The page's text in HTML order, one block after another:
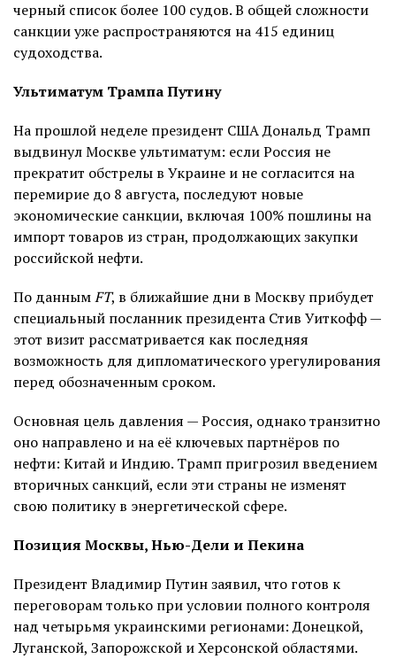
черный список более 100 судов. В общей сложности
санкции уже распространяются на 415 единиц
судоходства.
Ультиматум Трампа Путину
На прошлой неделе президент США Дональд Трамп
выдвинул Москве ультиматум: если Россия не
прекратит обстрелы в Украине и не согласится на
перемирие до 8 августа, последуют новые
экономические санкции, включая 100% пошлины на
импорт товаров из стран, продолжающих закупки
российской нефти.
По даннымFT, в ближайшие дни в Москву прибудет
специальный посланник президента Стив Уиткофф —
этот визит рассматривается как последняя
возможность для дипломатического урегулирования
перед обозначенным сроком.
Основная цель давления — Россия, однако транзитно
оно направлено и на её ключевых партнёров по
нефти: Китай и Индию. Трамп пригрозил введением
вторичных санкций, если эти страны не изменят
свою политику в энергетической сфере.
Позиция Москвы, Нью-Дели и Пекина
Президент Владимир Путин заявил, что готов к
переговорам только при условии полного контроля
над четырьмя украинскими регионами: Донецкой,
Луганской, Запорожской и Херсонской областями.